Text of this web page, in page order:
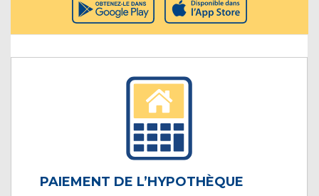
PAIEMENT DE L’HYPOTHÈQUE